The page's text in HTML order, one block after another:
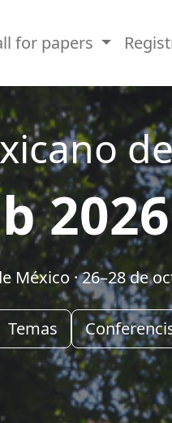
for papers
2026
México · 26–28 de
Temas